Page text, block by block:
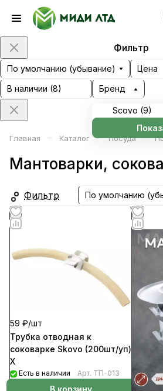
Фильтр
По умолчанию (убывание)
Цена
В наличии (8) Бренд
Scovo (9)
Главная – Каталог – Посуда –
Мантоварки,
Фильтр По умолчанию
59 ₽/шт
Трубка отводная к
соковарке Skovo (200шт/уп)
Х
Есть в наличии Арт. ТП-013
В корзину